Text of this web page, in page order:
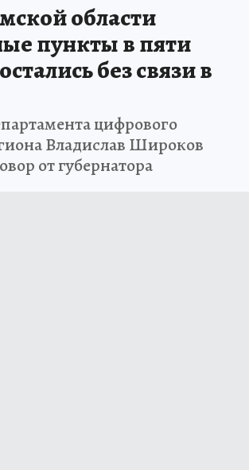
области
пункты в пяти
без связи в
цифрового
Владислав Широков
от губернатора